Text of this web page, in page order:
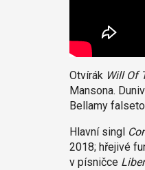
Otvírák Will Of
Mansona.
Bellamy
Hlavní singl
2018; hřejivé
v písničce